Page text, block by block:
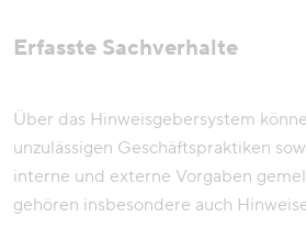
Erfasste Sachverhalte
Über das Hinweisgebersystem
unzulässigen Geschäftspraktiken
interne und externe Vorgaben
gehören insbesondere auch